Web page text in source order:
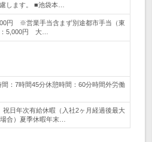
します。 ■池袋本…
円 ※営業手当含まず別途都市手当（東
5,000円 大…
：7時間45分休憩時間：60分時間外労働
祝日年次有給休暇（入社2ヶ月経過後最大
合）夏季休暇年末…